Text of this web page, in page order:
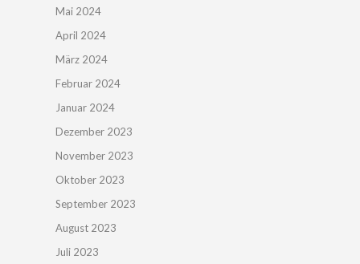
Mai 2024
April 2024
März 2024
Februar 2024
Januar 2024
Dezember 2023
November 2023
Oktober 2023
September 2023
August 2023
Juli 2023